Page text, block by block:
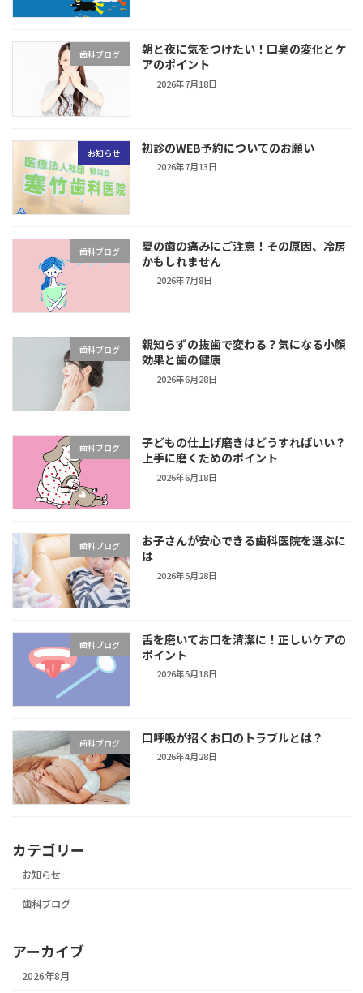
歯科ブログ
朝と夜に気をつけたい！口臭の変化とケ
アのポイント
2026年7月18日
お知らせ 初診のWEB予約についてのお願い
2026年7月13日
歯科ブログ
夏の歯の痛みにご注意！その原因、冷房
かもしれません
2026年7月8日
歯科ブログ
親知らずの抜歯で変わる？気になる小顔
効果と歯の健康
2026年6月28日
歯科ブログ
子どもの仕上げ磨きはどうすればいい？
上手に磨くためのポイント
2026年6月18日
歯科ブログ
お子さんが安心できる歯科医院を選ぶに
は
2026年5月28日
歯科ブログ
舌を磨いてお口を清潔に！正しいケアの
ポイント
2026年5月18日
歯科ブログ 口呼吸が招くお口のトラブルとは？
2026年4月28日
カテゴリー
お知らせ
歯科ブログ
アーカイブ
2026年8月